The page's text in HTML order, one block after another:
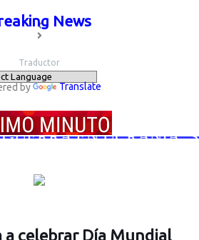
News
Traductor
by Translate
EN UCRANIA;
a celebrar Día Mundial